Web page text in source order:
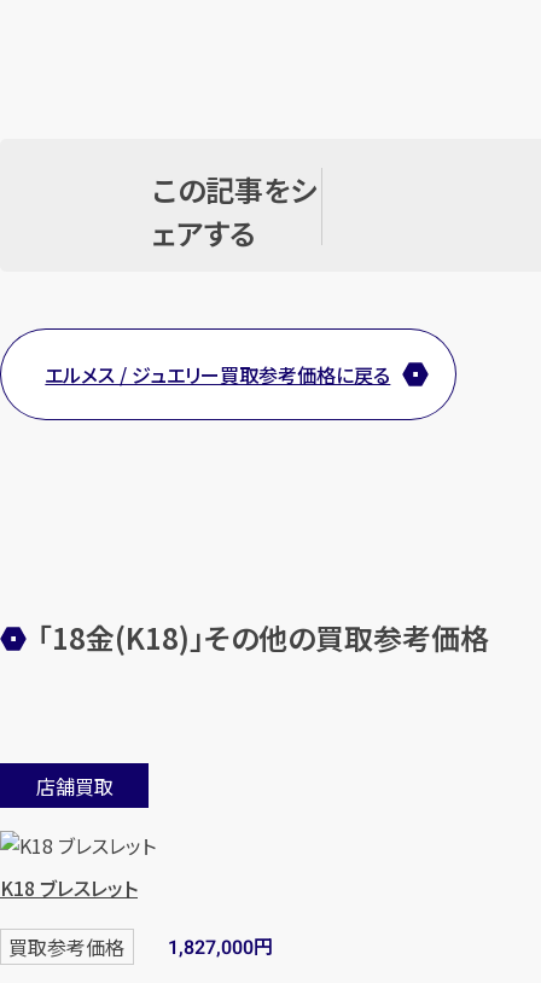
この記事をシ
ェアする
エルメス / ジュエリー買取参考価格に戻る
「18金(K18)」その他の買取参考価格
店舗買取
K18 ブレスレット
買取参考価格 1,827,000円